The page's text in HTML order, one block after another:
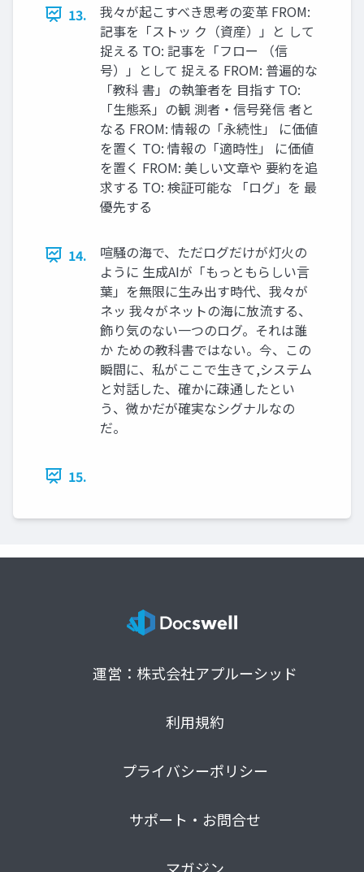
13.
我々が起こすべき思考の変革 FROM:
記事を「ストッ ク（資産）」と して
捉える TO: 記事を「フロー （信
号）」として 捉える FROM: 普遍的な
「教科 書」の執筆者を 目指す TO:
「生態系」の観 測者・信号発信 者と
なる FROM: 情報の「永続性」 に価値
を置く TO: 情報の「適時性」 に価値
を置く FROM: 美しい文章や 要約を追
求する TO: 検証可能な 「ログ」を 最
優先する
14.
喧騒の海で、ただログだけが灯火の
ように 生成AIが「もっともらしい言
葉」を無限に生み出す時代、我々が
ネッ 我々がネットの海に放流する、
飾り気のない一つのログ。それは誰
か ための教科書ではない。今、この
瞬間に、私がここで生きて,システム
と対話した、確かに疎通したとい
う、微かだが確実なシグナルなの
だ。
15.
運営：株式会社アプルーシッド
利用規約
プライバシーポリシー
サポート・お問合せ